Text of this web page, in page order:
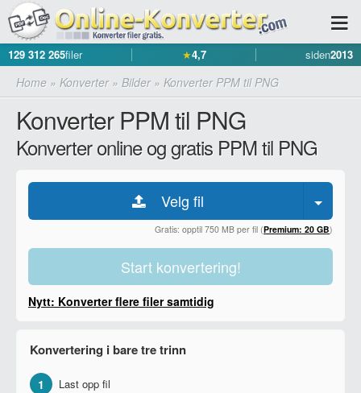
129 312 265filer ★4,7 siden2013
Home » Konverter» Bilder» Konverter PPM til PNG
Konverter PPM til PNG
Konverter online og gratis PPM til PNG
Velg fil
Gratis: opptil 750 MB per fil (Premium: 20 GB)
Start konvertering!
Nytt: Konverter flere filer samtidig
Konvertering i bare tre trinn
1 Last opp fil